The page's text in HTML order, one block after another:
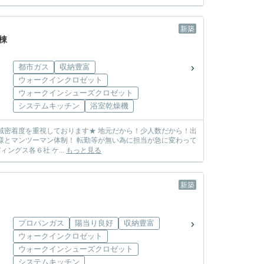
新築
都市ガス
収納豊富
ウォークインクロゼット
ウォークインシューズクロゼット
システムキッチン
浴室乾燥機
しまう心配も無し! ☆各メーカー様の物件を取り扱っております☆ 飯田グループホールディングス各６社 ケ... もっと見る
新築
プロパンガス 陽当り良好
収納豊富
ウォークインクロゼット
ウォークインシューズクロゼット
システムキッチン